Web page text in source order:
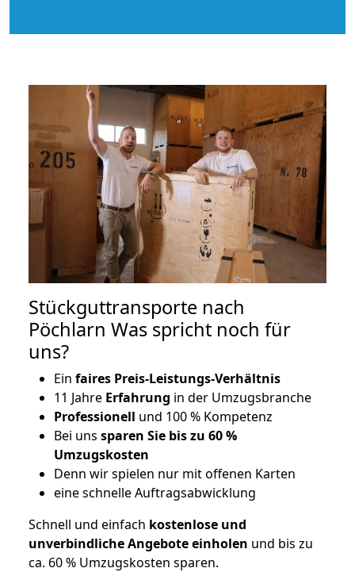
Stückguttransporte nach
Pöchlarn Was spricht noch für
uns?
Ein faires Preis-Leistungs-Verhältnis
11 Jahre Erfahrung in der Umzugsbranche
Professionell und 100 % Kompetenz
Bei uns sparen Sie bis zu 60 %
Umzugskosten
Denn wir spielen nur mit offenen Karten
eine schnelle Auftragsabwicklung
Schnell und einfach kostenlose und
unverbindliche Angebote einholen und bis zu
ca. 60 % Umzugskosten sparen.